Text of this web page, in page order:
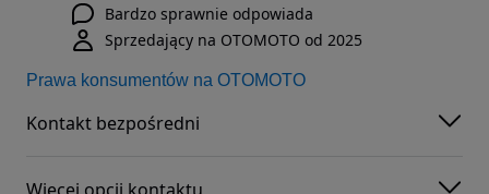
Bardzo sprawnie odpowiada
Sprzedający na OTOMOTO od 2025
Prawa konsumentów na OTOMOTO
Kontakt bezpośredni